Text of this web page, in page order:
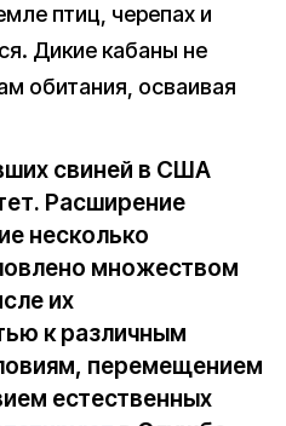
птиц, черепах и
Дикие кабаны не
обитания, осваивая
свиней в США
Расширение
несколько
множеством
их
к различным
перемещением
естественных